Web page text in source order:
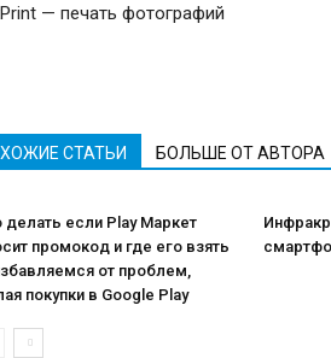
— печать фотографий
СТАТЬИ БОЛЬШЕ ОТ АВТОРА
делать если Play Маркет
промокод и где его взять
от проблем,
покупки в Google Play